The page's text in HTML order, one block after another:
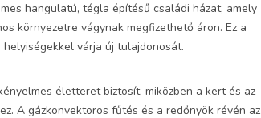
hangulatú, tégla építésű családi házat, amely
környezetre vágynak megfizethető áron. Ez a
várja új tulajdonosát.
életteret biztosít, miközben a kert és az
A gázkonvektoros fűtés és a redőnyök révén az